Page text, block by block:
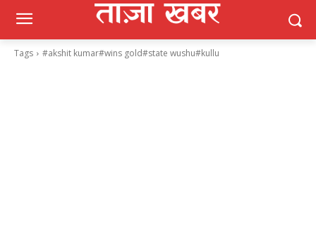
Tags #akshit kumar#wins gold#state wushu#kullu